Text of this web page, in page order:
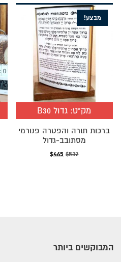
מבצע!
מק"ט: גדול B30
ברכות תורה והפטרה פנורמי
מסתובב-גדול
$532
המחיר
$465 המחיר
המבוקשים ביותר